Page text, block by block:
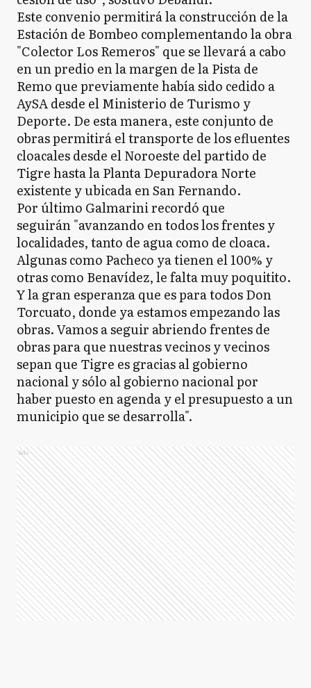
Este convenio permitirá la construcción de la
Estación de Bombeo complementando la obra
"Colector Los Remeros" que se llevará a cabo
en un predio en la margen de la Pista de
Remo que previamente había sido cedido a
AySA desde el Ministerio de Turismo y
Deporte. De esta manera, este conjunto de
obras permitirá el transporte de los efluentes
cloacales desde el Noroeste del partido de
Tigre hasta la Planta Depuradora Norte
existente y ubicada en San Fernando.
Por último Galmarini recordó que
seguirán "avanzando en todos los frentes y
localidades, tanto de agua como de cloaca.
Algunas como Pacheco ya tienen el 100% y
otras como Benavídez, le falta muy poquitito.
Y la gran esperanza que es para todos Don
Torcuato, donde ya estamos empezando las
obras. Vamos a seguir abriendo frentes de
obras para que nuestras vecinos y vecinos
sepan que Tigre es gracias al gobierno
nacional y sólo al gobierno nacional por
haber puesto en agenda y el presupuesto a un
municipio que se desarrolla".
Ads